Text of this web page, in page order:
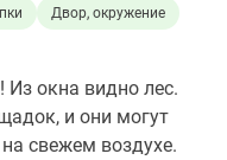
Двор, окружение
Из окна видно лес.
и они могут
свежем воздухе.